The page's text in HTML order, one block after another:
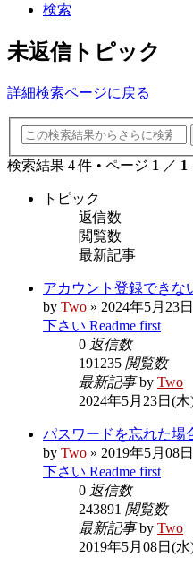
検索
未返信トピック
詳細検索ページに戻る
検索結果 4 件 • ページ 1 ／ 1
トピック
返信数
閲覧数
最新記事
アカウント登録できな
by Two » 2024年5月23
下さい Readme first
0 返信数
191235 閲覧数
最新記事by Two
2024年5月23日(木
パスワードを忘れた場
by Two » 2019年5月08
下さい Readme first
0 返信数
243891 閲覧数
最新記事by Two
2019年5月08日(水